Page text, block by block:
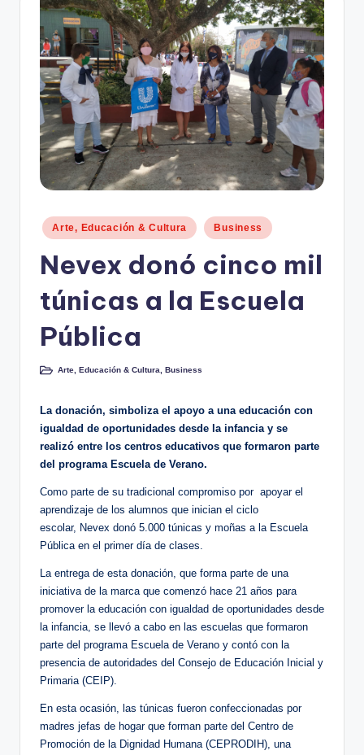
d
o
o
m
Publicado
en
Arte, Educación & Cultura Business
Nevex donó cinco mil
túnicas a la Escuela
Pública
Publicado
Arte, Educación & Cultura ,Business
La donación, simboliza el apoyo a una educación con
igualdad de oportunidades desde la infancia y se
realizó entre los centros educativos que formaron parte
del programa Escuela de Verano.
Como parte de su tradicional compromiso por apoyar el
aprendizaje de los alumnos que inician el ciclo
escolar, Nevex donó 5.000 túnicas y moñas a la Escuela
Pública en el primer día de clases.
La entrega de esta donación, que forma parte de una
iniciativa de la marca que comenzó hace 21 años para
promover la educación con igualdad de oportunidades desde
la infancia, se llevó a cabo en las escuelas que formaron
parte del programa Escuela de Verano y contó con la
presencia de autoridades del Consejo de Educación Inicial y
Primaria (CEIP).
En esta ocasión, las túnicas fueron confeccionadas por
madres jefas de hogar que forman parte del Centro de
Promoción de la Dignidad Humana (CEPRODIH), una